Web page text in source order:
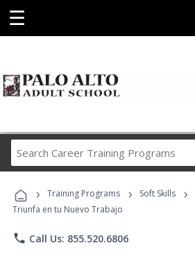
☰
Career
Programs
› Training Programs › Soft Skills ›
Triunfa en tu Nuevo Trabajo
phone Call Us: 855.520.6806